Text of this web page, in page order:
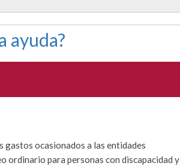
ayuda?
gastos ocasionados a las entidades
ordinario para personas con discapacidad y